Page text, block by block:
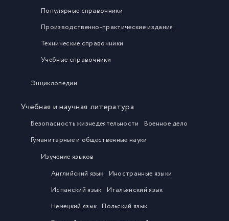
Популярные справочники
Производственно-практические издания
Технические справочники
Учебные справочники
Энциклопедии
Учебная и научная литература
Безопасность жизнедеятельности
Военное дело
Гуманитарные и общественные науки
Изучение языков
Английский язык
Иностранные языки
Испанский язык
Итальянский язык
Немецкий язык
Польский язык